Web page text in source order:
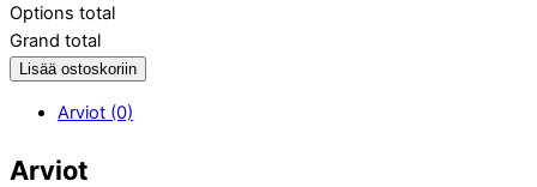
Options total
Grand total
Lisää ostoskoriin
Arviot (0)
Arviot